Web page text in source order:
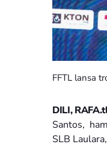
FFTL lansa
DILI,
Santos,
SLB